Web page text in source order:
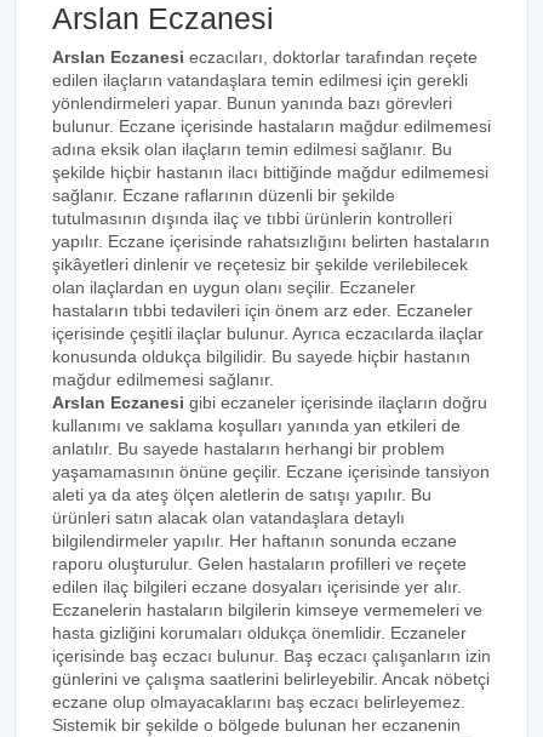
Arslan Eczanesi
Arslan Eczanesi eczacıları, doktorlar tarafından reçete
edilen ilaçların vatandaşlara temin edilmesi için gerekli
yönlendirmeleri yapar. Bunun yanında bazı görevleri
bulunur. Eczane içerisinde hastaların mağdur edilmemesi
adına eksik olan ilaçların temin edilmesi sağlanır. Bu
şekilde hiçbir hastanın ilacı bittiğinde mağdur edilmemesi
sağlanır. Eczane raflarının düzenli bir şekilde
tutulmasının dışında ilaç ve tıbbi ürünlerin kontrolleri
yapılır. Eczane içerisinde rahatsızlığını belirten hastaların
şikâyetleri dinlenir ve reçetesiz bir şekilde verilebilecek
olan ilaçlardan en uygun olanı seçilir. Eczaneler
hastaların tıbbi tedavileri için önem arz eder. Eczaneler
içerisinde çeşitli ilaçlar bulunur. Ayrıca eczacılarda ilaçlar
konusunda oldukça bilgilidir. Bu sayede hiçbir hastanın
mağdur edilmemesi sağlanır.
Arslan Eczanesi gibi eczaneler içerisinde ilaçların doğru
kullanımı ve saklama koşulları yanında yan etkileri de
anlatılır. Bu sayede hastaların herhangi bir problem
yaşamamasının önüne geçilir. Eczane içerisinde tansiyon
aleti ya da ateş ölçen aletlerin de satışı yapılır. Bu
ürünleri satın alacak olan vatandaşlara detaylı
bilgilendirmeler yapılır. Her haftanın sonunda eczane
raporu oluşturulur. Gelen hastaların profilleri ve reçete
edilen ilaç bilgileri eczane dosyaları içerisinde yer alır.
Eczanelerin hastaların bilgilerin kimseye vermemeleri ve
hasta gizliğini korumaları oldukça önemlidir. Eczaneler
içerisinde baş eczacı bulunur. Baş eczacı çalışanların izin
günlerini ve çalışma saatlerini belirleyebilir. Ancak nöbetçi
eczane olup olmayacaklarını baş eczacı belirleyemez.
Sistemik bir şekilde o bölgede bulunan her eczanenin